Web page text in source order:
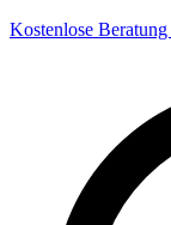
Kostenlose Beratung